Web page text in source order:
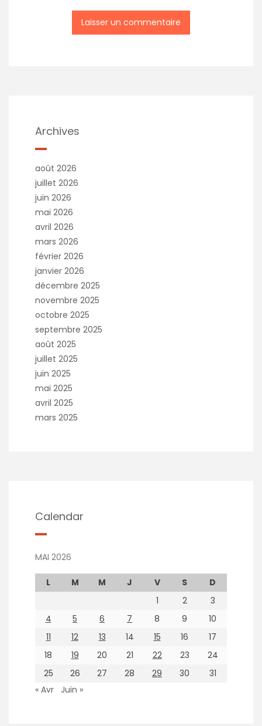
Archives
août 2026
juillet 2026
juin 2026
mai 2026
avril 2026
mars 2026
février 2026
janvier 2026
décembre 2025
novembre 2025
octobre 2025
septembre 2025
août 2025
juillet 2025
juin 2025
mai 2025
avril 2025
mars 2025
Calendar
MAI 2026
L M M J V S
D
1
2
3
4
5 6 7 8 9
10
11
12 13 14 15 16
17
18
19 20 21 22 23
24
25
26 27 28 29 30
31
« Avr
Juin »